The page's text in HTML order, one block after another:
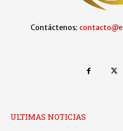
Contáctenos:
ULTIMAS NOTICIAS